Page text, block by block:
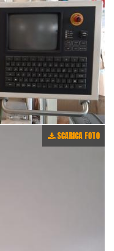
SCARICA FOTO